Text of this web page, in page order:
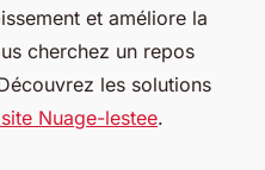
et améliore la
cherchez un repos
les solutions
Nuage-lestee.